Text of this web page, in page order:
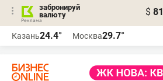
забронируй
валюту
$
Казань24.4° Москва29.7°